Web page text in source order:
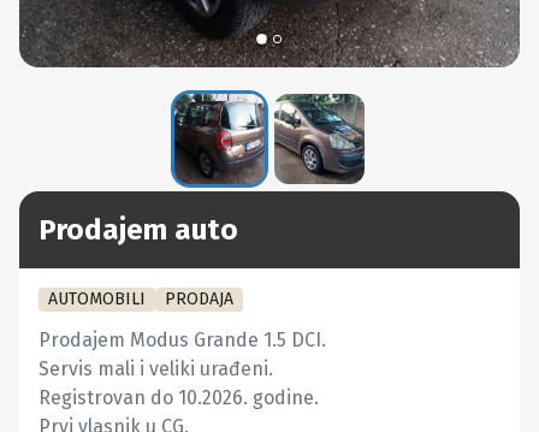
Prodajem auto
AUTOMOBILI PRODAJA
Prodajem Modus Grande 1.5 DCI.
Servis mali i veliki urađeni.
Registrovan do 10.2026. godine.
Prvi vlasnik u CG.